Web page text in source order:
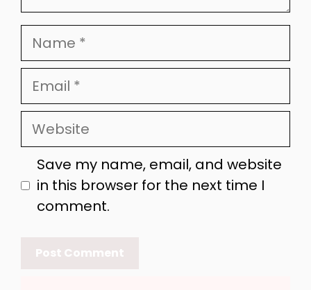
Name
Email
Website
Save my name, email, and website
in this browser for the next time I
comment.